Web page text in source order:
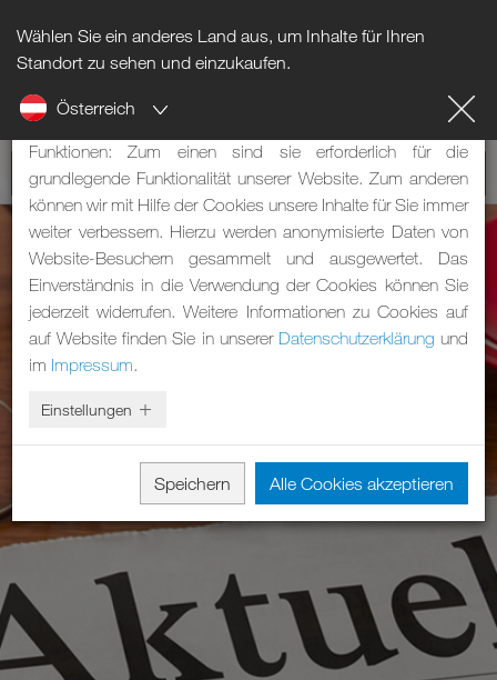
Wählen Sie ein anderes Land aus, um Inhalte für Ihren
Standort zu sehen und einzukaufen.
Österreich
Hinweis zu Cookies
Unsere Webseite verwendet Cookies. Diese haben zwei
Funktionen: Zum einen sind sie erforderlich für die
grundlegende Funktionalität unserer Website. Zum anderen
können wir mit Hilfe der Cookies unsere Inhalte für Sie immer
weiter verbessern. Hierzu werden anonymisierte Daten von
Website-Besuchern gesammelt und ausgewertet. Das
Einverständnis in die Verwendung der Cookies können Sie
jederzeit widerrufen. Weitere Informationen zu Cookies auf
auf Website finden Sie in unserer Datenschutzerklärung und
im Impressum.
Einstellungen
Speichern Alle Cookies akzeptieren